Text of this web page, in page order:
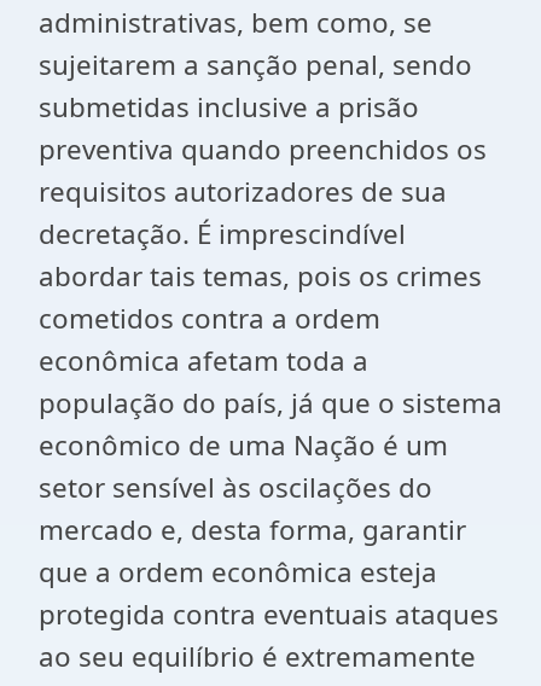
administrativas, bem como, se
sujeitarem a sanção penal, sendo
submetidas inclusive a prisão
preventiva quando preenchidos os
requisitos autorizadores de sua
decretação. É imprescindível
abordar tais temas, pois os crimes
cometidos contra a ordem
econômica afetam toda a
população do país, já que o sistema
econômico de uma Nação é um
setor sensível às oscilações do
mercado e, desta forma, garantir
que a ordem econômica esteja
protegida contra eventuais ataques
ao seu equilíbrio é extremamente